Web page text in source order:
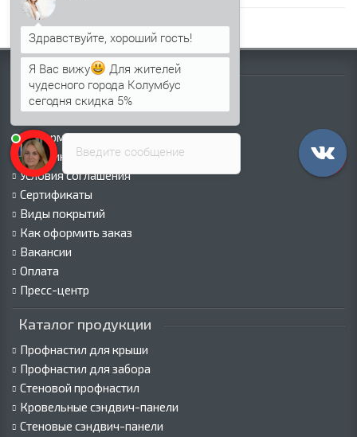
Информация
Палитра RAL
Информация о доставке
Политика безопасности
Условия соглашения
Сертификаты
Виды покрытий
Как оформить заказ
Вакансии
Оплата
Пресс-центр
Каталог продукции
Профнастил для крыши
Профнастил для забора
Стеновой профнастил
Кровельные сэндвич-панели
Стеновые сэндвич-панели
Введите сообщение
Я Вас вижу
Для жителей
чудесного города Колумбус
сегодня скидка 5%